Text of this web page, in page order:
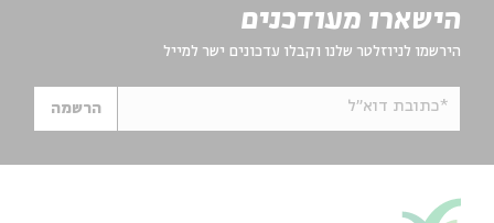
הישארו מעודכנים
הירשמו לניוזלטר שלנו וקבלו עדכונים ישר למייל
*כתובת דוא"ל הרשמה